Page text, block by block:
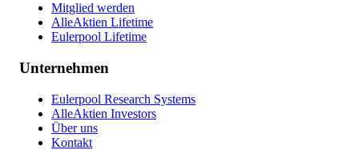
Mitglied werden
AlleAktien Lifetime
Eulerpool Lifetime
Unternehmen
Eulerpool Research Systems
AlleAktien Investors
Über uns
Kontakt